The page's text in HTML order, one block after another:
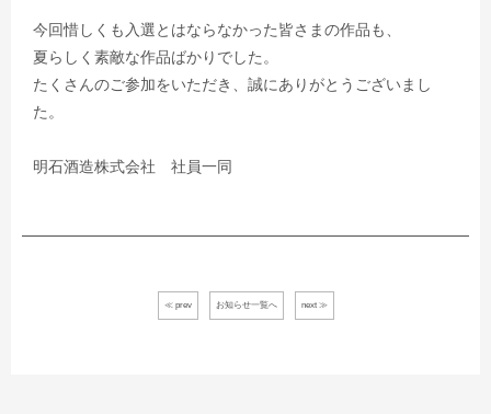
今回惜しくも入選とはならなかった皆さまの作品も、
夏らしく素敵な作品ばかりでした。
たくさんのご参加をいただき、誠にありがとうございまし
た。
明石酒造株式会社 社員一同
≪ prev お知らせ一覧へ next ≫